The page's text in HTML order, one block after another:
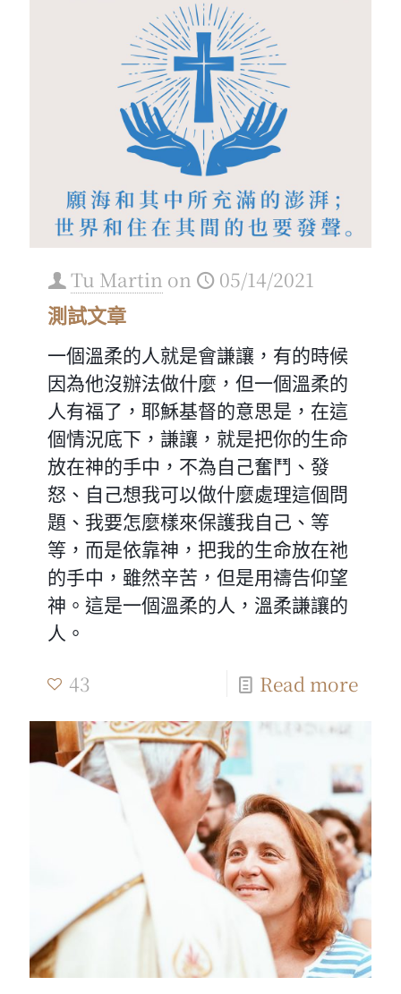
Tu Martin on 05/14/2021
測試文章
一個溫柔的人就是會謙讓，有的時候
因為他沒辦法做什麼，但一個溫柔的
人有福了，耶穌基督的意思是，在這
個情況底下，謙讓，就是把你的生命
放在神的手中，不為自己奮鬥、發
怒、自己想我可以做什麼處理這個問
題、我要怎麼樣來保護我自己、等
等，而是依靠神，把我的生命放在祂
的手中，雖然辛苦，但是用禱告仰望
神。這是一個溫柔的人，溫柔謙讓的
人。
43
Read more